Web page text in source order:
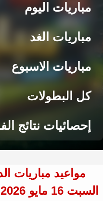
مباريات اليوم
مباريات الغد
مباريات الاسبوع
كل البطولات
إحصائيات نتائج
مواعيد مباريات
السبت 16 مايو 2026 - البث المباشر والنتائج